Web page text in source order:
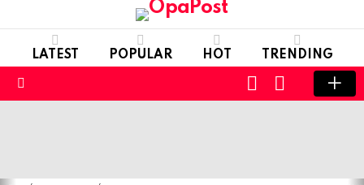
LATEST POPULAR HOT TRENDING
SWITCH
SKIN
LOGIN